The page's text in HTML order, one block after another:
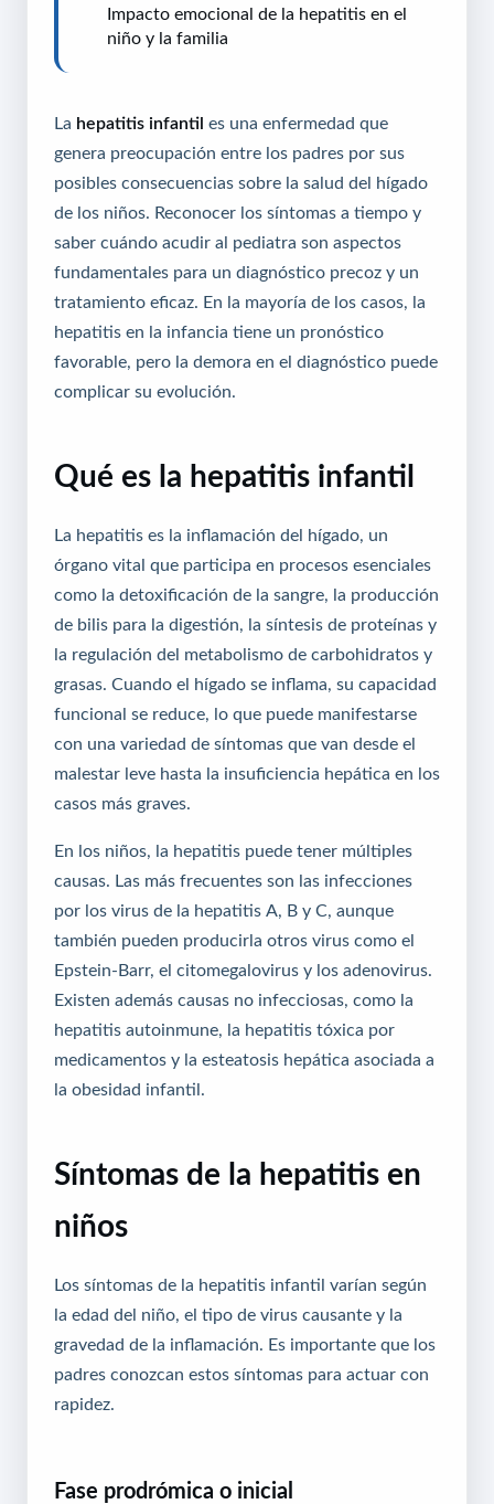
Impacto emocional de la hepatitis en el
niño y la familia
La hepatitis infantil es una enfermedad que
genera preocupación entre los padres por sus
posibles consecuencias sobre la salud del hígado
de los niños. Reconocer los síntomas a tiempo y
saber cuándo acudir al pediatra son aspectos
fundamentales para un diagnóstico precoz y un
tratamiento eficaz. En la mayoría de los casos, la
hepatitis en la infancia tiene un pronóstico
favorable, pero la demora en el diagnóstico puede
complicar su evolución.
Qué es la hepatitis infantil
La hepatitis es la inflamación del hígado, un
órgano vital que participa en procesos esenciales
como la detoxificación de la sangre, la producción
de bilis para la digestión, la síntesis de proteínas y
la regulación del metabolismo de carbohidratos y
grasas. Cuando el hígado se inflama, su capacidad
funcional se reduce, lo que puede manifestarse
con una variedad de síntomas que van desde el
malestar leve hasta la insuficiencia hepática en los
casos más graves.
En los niños, la hepatitis puede tener múltiples
causas. Las más frecuentes son las infecciones
por los virus de la hepatitis A, B y C, aunque
también pueden producirla otros virus como el
Epstein-Barr, el citomegalovirus y los adenovirus.
Existen además causas no infecciosas, como la
hepatitis autoinmune, la hepatitis tóxica por
medicamentos y la esteatosis hepática asociada a
la obesidad infantil.
Síntomas de la hepatitis en
niños
Los síntomas de la hepatitis infantil varían según
la edad del niño, el tipo de virus causante y la
gravedad de la inflamación. Es importante que los
padres conozcan estos síntomas para actuar con
rapidez.
Fase prodrómica o inicial